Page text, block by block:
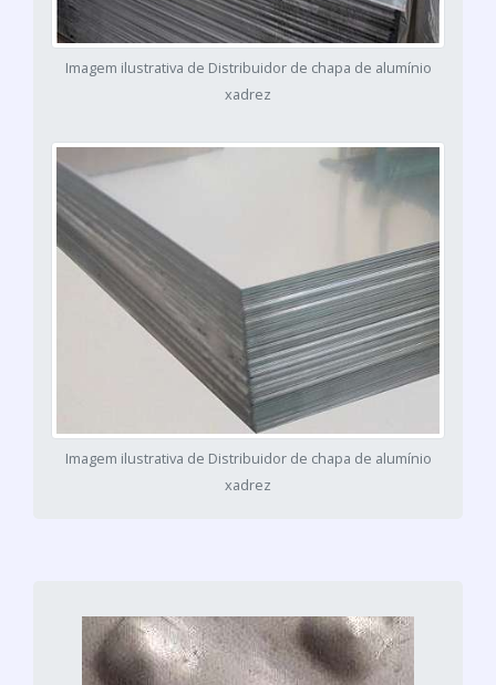
Imagem ilustrativa de Distribuidor de chapa de alumínio
xadrez
Imagem ilustrativa de Distribuidor de chapa de alumínio
xadrez